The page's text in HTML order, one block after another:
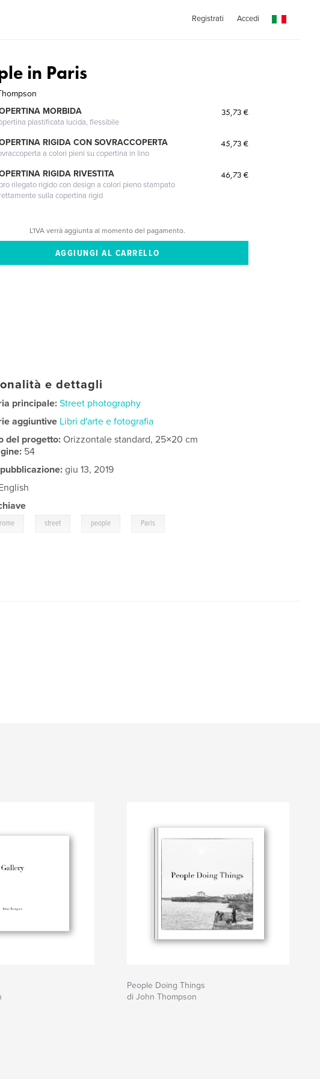
Registrati Accedi
in Paris
MORBIDA
plastificata lucida, flessibile
35,73 €
RIGIDA CON SOVRACCOPERTA
a colori pieni su copertina in lino
45,73 €
RIGIDA RIVESTITA
rilegato rigido con design a colori pieno stampato
sulla copertina rigid
46,73 €
L'IVA verrà aggiunta al momento del pagamento.
e dettagli
principale: Street photography
aggiuntive Libri d'arte e fotografia
del progetto:Orizzontale standard, 25×20 cm
54
giu 13, 2019
street people Paris
People Doing Things
di John Thompson